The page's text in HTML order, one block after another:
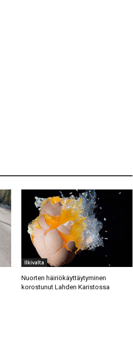
Ilkivalta
Nuorten häiriökäyttäytyminen
korostunut Lahden Karistossa